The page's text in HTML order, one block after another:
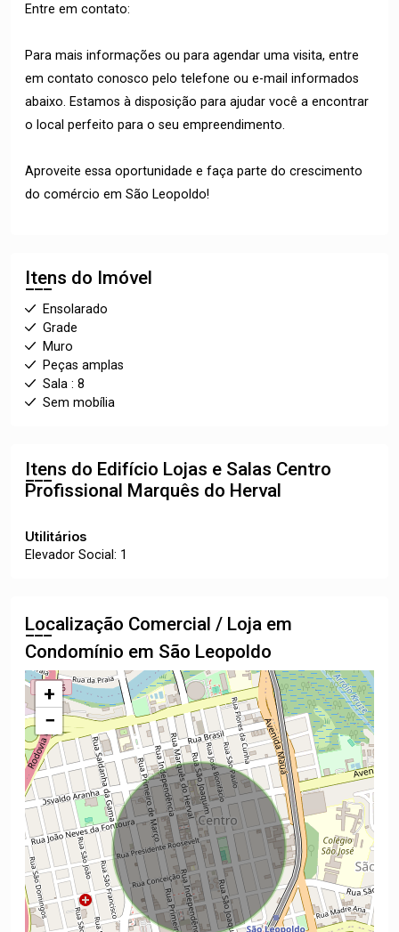
Entre em contato:
Para mais informações ou para agendar uma visita, entre
em contato conosco pelo telefone ou e-mail informados
abaixo. Estamos à disposição para ajudar você a encontrar
o local perfeito para o seu empreendimento.
Aproveite essa oportunidade e faça parte do crescimento
do comércio em São Leopoldo!
Itens do Imóvel
Ensolarado
Grade
Muro
Peças amplas
Sala : 8
Sem mobília
Itens do Edifício Lojas e Salas Centro
Profissional Marquês do Herval
Utilitários
Elevador Social: 1
Localização Comercial / Loja em
Condomínio em São Leopoldo
+
−